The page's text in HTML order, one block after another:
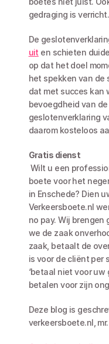
gedraging is verricht.
uit en schieten
op dat het doel
het spekken van de
dat met succes kan
bevoegdheid van
geslotenverklaring
daarom kosteloos
Gratis dienst
Wilt u een professioneel bezwaarschrift tegen een
boete voor het
in Enschede? Dien
Verkeersboete.nl
no pay. Wij brengen
we de zaak
zaak, betaalt de
is voor de cliënt per
‘betaal niet voor
betalen voor zijn
Deze blog is
verkeersboete.nl,